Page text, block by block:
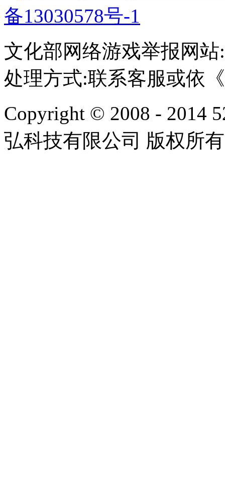
备13030578号-1
文化部网络游戏举报网站
处理方式:联系客服或依
Copyright © 2008 - 2014
弘科技有限公司 版权所有